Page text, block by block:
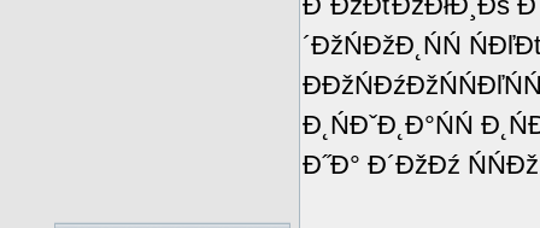
´ĐžŃĐžĐ˛ŃŃ
Đ˛ŃĐˇĐ˛Đ°ŃŃ
Đ˝Đ° Đ´ĐžĐź